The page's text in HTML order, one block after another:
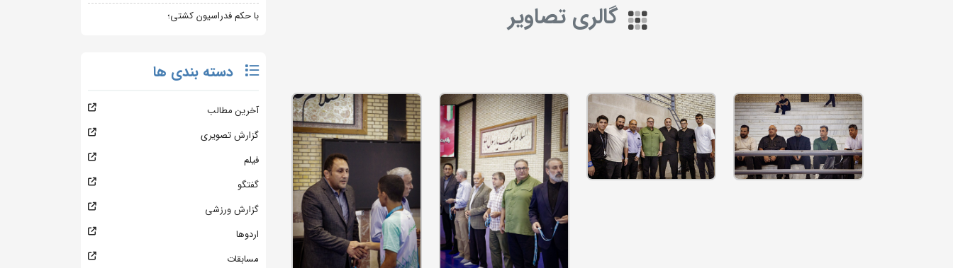
گالری تصاویر
با حکم فدراسیون کشتی؛
دسته بندی ها
آخرین مطالب
گزارش تصویری
فیلم
گفتگو
گزارش ورزشی
اردوها
مسابقات